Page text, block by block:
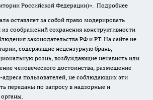
Российской Федерации)». Подробнее
оставляет за собой право модерировать
соображений сохранения конструктивности
законодательства РФ и РТ. На сайте не
содержащие нецензурную брань,
рознь, возбуждающие ненависть или
человеческого достоинства, размещение
пользователей, не соблюдающих эти
переданы по запросу в надзорные и